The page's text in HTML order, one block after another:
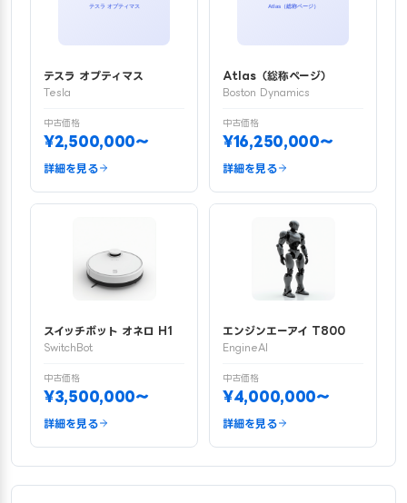
テスラ オプティマス
Tesla
中古価格
¥2,500,000〜
詳細を見る
Atlas（総称ページ）
Boston Dynamics
中古価格
¥16,250,000〜
詳細を見る
スイッチボット オネロ H1
SwitchBot
中古価格
¥3,500,000〜
詳細を見る
エンジンエーアイ T800
EngineAI
中古価格
¥4,000,000〜
詳細を見る